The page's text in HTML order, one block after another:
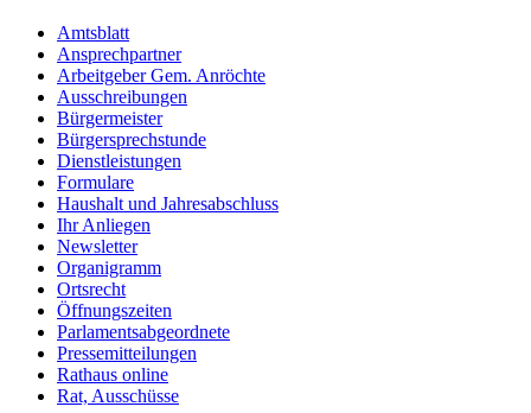
Amtsblatt
Ansprechpartner
Arbeitgeber Gem. Anröchte
Ausschreibungen
Bürgermeister
Bürgersprechstunde
Dienstleistungen
Formulare
Haushalt und Jahresabschluss
Ihr Anliegen
Newsletter
Organigramm
Ortsrecht
Öffnungszeiten
Parlamentsabgeordnete
Pressemitteilungen
Rathaus online
Rat, Ausschüsse